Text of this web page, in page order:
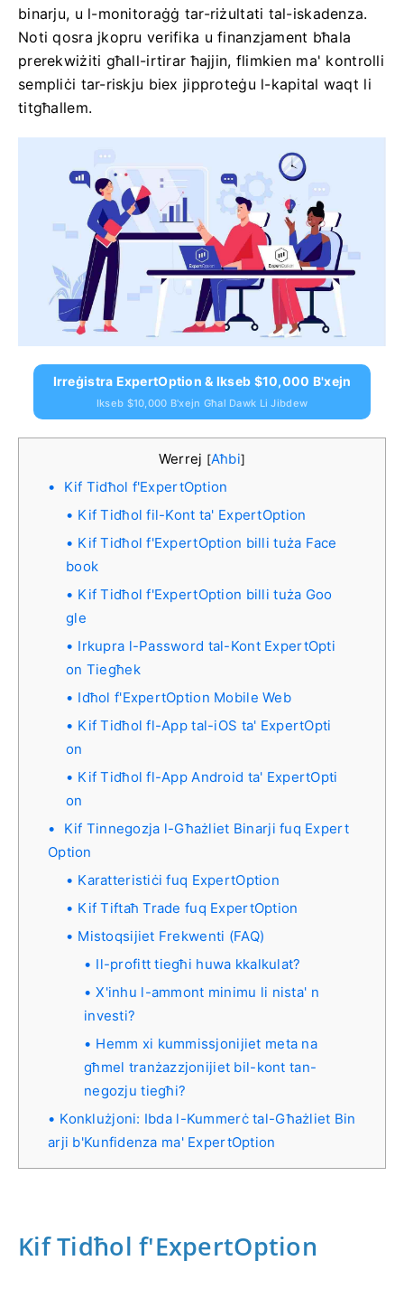
binarju, u l-monitoraġġ tar-riżultati tal-iskadenza.
Noti qosra jkopru verifika u finanzjament bħala
prerekwiżiti għall-irtirar ħajjin, flimkien ma' kontrolli
sempliċi tar-riskju biex jipproteġu l-kapital waqt li
titgħallem.
Irreġistra ExpertOption & Ikseb $10,000 B'xejn
Ikseb $10,000 B'xejn Għal Dawk Li Jibdew
Werrej [Aħbi]
Kif Tidħol f'ExpertOption
Kif Tidħol fil-Kont ta' ExpertOption
Kif Tidħol f'ExpertOption billi tuża Face
book
Kif Tidħol f'ExpertOption billi tuża Goo
gle
Irkupra l-Password tal-Kont ExpertOpti
on Tiegħek
Idħol f'ExpertOption Mobile Web
Kif Tidħol fl-App tal-iOS ta' ExpertOpti
on
Kif Tidħol fl-App Android ta' ExpertOpti
on
Kif Tinnegozja l-Għażliet Binarji fuq Expert
Option
Karatteristiċi fuq ExpertOption
Kif Tiftaħ Trade fuq ExpertOption
Mistoqsijiet Frekwenti (FAQ)
Il-profitt tiegħi huwa kkalkulat?
X'inhu l-ammont minimu li nista' n
investi?
Hemm xi kummissjonijiet meta na
għmel tranżazzjonijiet bil-kont tan-
negozju tiegħi?
Konklużjoni: Ibda l-Kummerċ tal-Għażliet Bin
arji b'Kunfidenza ma' ExpertOption
Kif Tidħol f'ExpertOption